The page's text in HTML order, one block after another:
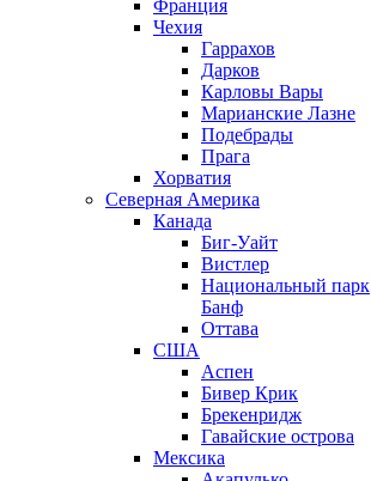
Франция
Чехия
Гаррахов
Дарков
Карловы Вары
Марианские Лазне
Подебрады
Прага
Хорватия
Северная Америка
Канада
Биг-Уайт
Вистлер
Национальный парк
Банф
Оттава
США
Аспен
Бивер Крик
Брекенридж
Гавайские острова
Мексика